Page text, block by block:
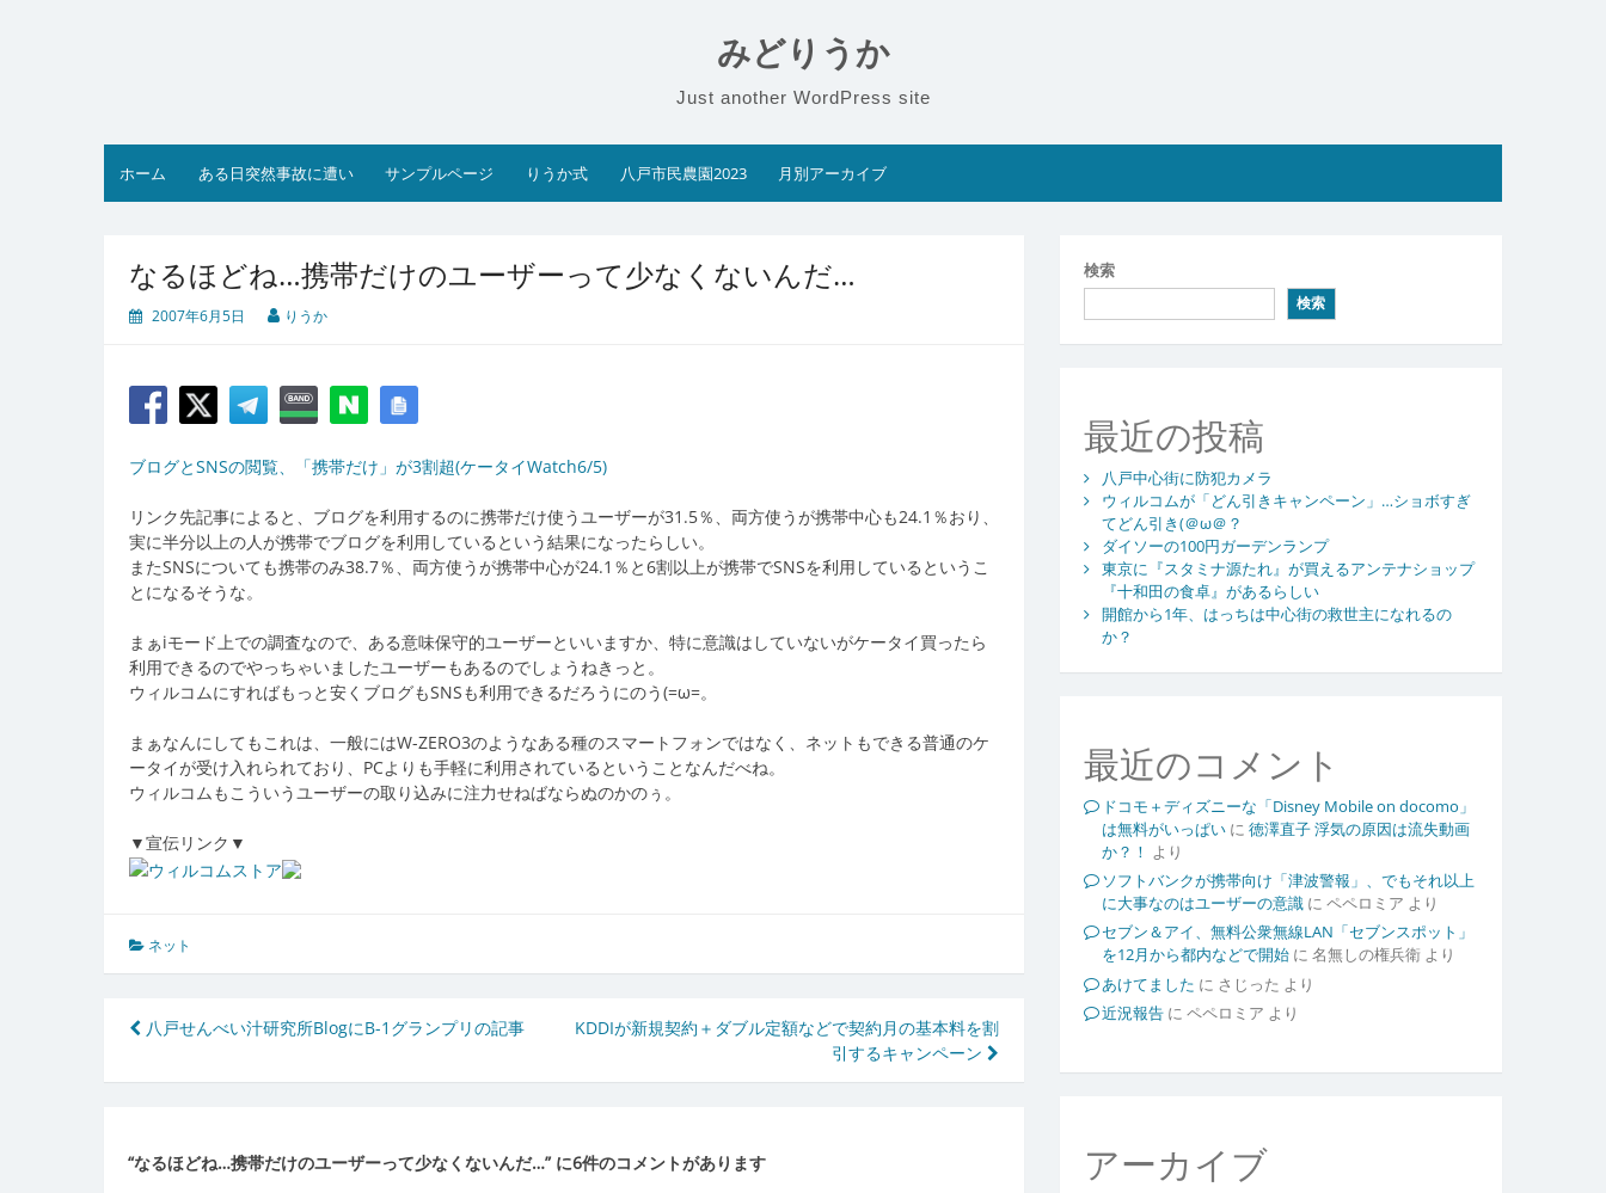
みどりうか
Just another WordPress site
ホーム ある日突然事故に遭い サンプルページ りうか式 八戸市民農園2023 月別アーカイブ
なるほどね…携帯だけのユーザーって少なくないんだ…
2007年6月5日 りうか
ブログとSNSの閲覧、「携帯だけ」が3割超(ケータイWatch6/5)
リンク先記事によると、ブログを利用するのに携帯だけ使うユーザーが31.5％、両方使うが携帯中心も24.1％おり、
実に半分以上の人が携帯でブログを利用しているという結果になったらしい。
またSNSについても携帯のみ38.7％、両方使うが携帯中心が24.1％と6割以上が携帯でSNSを利用しているというこ
とになるそうな。
まぁiモード上での調査なので、ある意味保守的ユーザーといいますか、特に意識はしていないがケータイ買ったら
利用できるのでやっちゃいましたユーザーもあるのでしょうねきっと。
ウィルコムにすればもっと安くブログもSNSも利用できるだろうにのう(=ω=。
まぁなんにしてもこれは、一般にはW-ZERO3のようなある種のスマートフォンではなく、ネットもできる普通のケ
ータイが受け入れられており、PCよりも手軽に利用されているということなんだべね。
ウィルコムもこういうユーザーの取り込みに注力せねばならぬのかのぅ。
▼宣伝リンク▼
ネット
投
稿
ビ
八戸せんべい汁研究所BlogにB-1グランプリの記事
KDDIが新規契約＋ダブル定額などで契約月の基本料を割
引するキャンペーン
“なるほどね…携帯だけのユーザーって少なくないんだ…” に6件のコメントがあります
検索
検索
最近の投稿
八戸中心街に防犯カメラ
ウィルコムが「どん引きキャンペーン」…ショボすぎ
てどん引き(＠ω＠？
ダイソーの100円ガーデンランプ
東京に『スタミナ源たれ』が買えるアンテナショップ
『十和田の食卓』があるらしい
開館から1年、はっちは中心街の救世主になれるの
か？
最近のコメント
ドコモ＋ディズニーな「Disney Mobile on docomo」
は無料がいっぱいに 徳澤直子 浮気の原因は流失動画
か？！ より
ソフトバンクが携帯向け「津波警報」、でもそれ以上
に大事なのはユーザーの意識に ペペロミア より
セブン＆アイ、無料公衆無線LAN「セブンスポット」
を12月から都内などで開始に 名無しの権兵衛より
あけてました に さじった より
近況報告に ペペロミア より
アーカイブ